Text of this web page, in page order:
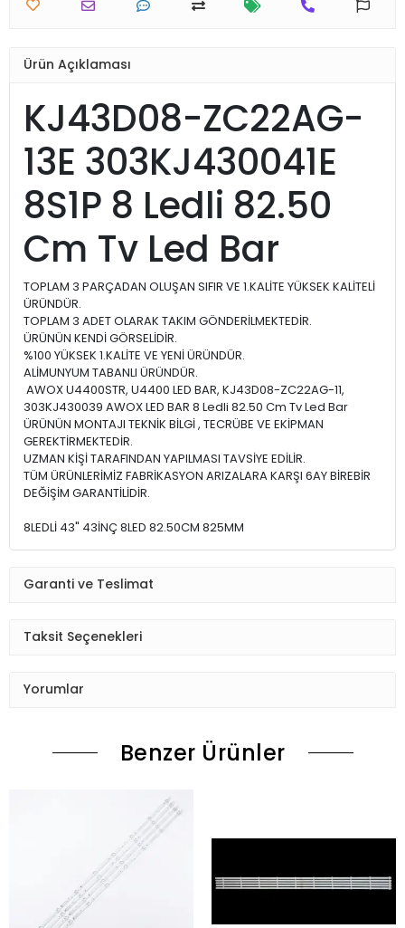
Ürün Açıklaması
KJ43D08-ZC22AG-
13E 303KJ430041E
8S1P 8 Ledli 82.50
Cm Tv Led Bar
TOPLAM 3 PARÇADAN OLUŞAN SIFIR VE 1.KALİTE YÜKSEK KALİTELİ
ÜRÜNDÜR.
TOPLAM 3 ADET OLARAK TAKIM GÖNDERİLMEKTEDİR.
ÜRÜNÜN KENDİ GÖRSELİDİR.
%100 YÜKSEK 1.KALİTE VE YENİ ÜRÜNDÜR.
ALİMUNYUM TABANLI ÜRÜNDÜR.
AWOX U4400STR, U4400 LED BAR, KJ43D08-ZC22AG-11,
303KJ430039 AWOX LED BAR 8 Ledli 82.50 Cm Tv Led Bar
ÜRÜNÜN MONTAJI TEKNİK BİLGİ , TECRÜBE VE EKİPMAN
GEREKTİRMEKTEDİR.
UZMAN KİŞİ TARAFINDAN YAPILMASI TAVSİYE EDİLİR.
TÜM ÜRÜNLERİMİZ FABRİKASYON ARIZALARA KARŞI 6AY BİREBİR
DEĞİŞİM GARANTİLİDİR.
8LEDLİ 43" 43İNÇ 8LED 82.50CM 825MM
Garanti ve Teslimat
Taksit Seçenekleri
Yorumlar
Benzer Ürünler